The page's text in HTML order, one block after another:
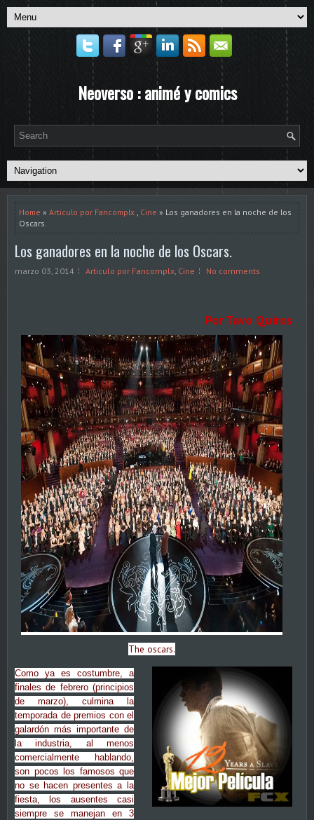
Neoverso : animé y comics
Home » Articulo por Fancomplx , Cine » Los ganadores en la noche de los
Oscars.
Los ganadores en la noche de los Oscars.
marzo 03, 2014 Articulo por Fancomplx, Cine No comments
Por Tavo Quiros
The oscars.
Como ya es costumbre, a
finales de febrero (principios
de marzo), culmina la
temporada de premios con el
galardón más importante de
la industria, al menos
comercialmente hablando,
son pocos los famosos que
no se hacen presentes a la
fiesta, los ausentes casi
siempre se manejan en 3